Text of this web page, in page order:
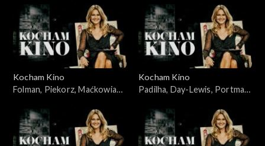
Kocham Kino
Folman, Piekorz, Maćkowiak,
Kocham Kino
Padilha, Day-Lewis, Portman,